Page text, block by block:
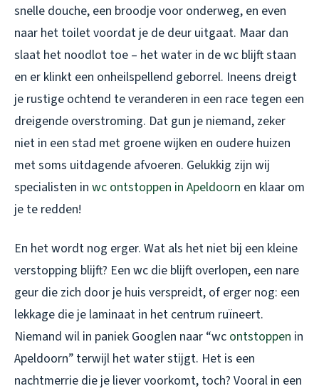
snelle douche, een broodje voor onderweg, en even
naar het toilet voordat je de deur uitgaat. Maar dan
slaat het noodlot toe – het water in de wc blijft staan
en er klinkt een onheilspellend geborrel. Ineens dreigt
je rustige ochtend te veranderen in een race tegen een
dreigende overstroming. Dat gun je niemand, zeker
niet in een stad met groene wijken en oudere huizen
met soms uitdagende afvoeren. Gelukkig zijn wij
specialisten in wc ontstoppen in Apeldoorn en klaar om
je te redden!
En het wordt nog erger. Wat als het niet bij een kleine
verstopping blijft? Een wc die blijft overlopen, een nare
geur die zich door je huis verspreidt, of erger nog: een
lekkage die je laminaat in het centrum ruïneert.
Niemand wil in paniek Googlen naar “wc ontstoppen in
Apeldoorn” terwijl het water stijgt. Het is een
nachtmerrie die je liever voorkomt, toch? Vooral in een